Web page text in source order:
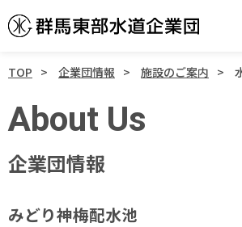
TOP 企業団情報 施設のご案内
About Us
企業団情報
みどり神梅配水池